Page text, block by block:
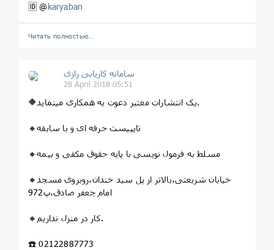
🆔 @ karyaban
Читать полностью…
سامانه کاریابی رازی
28 April 2018 05:51
🔶یک انتشارات معتبر دعوت به همکاری مینماید.
🔸تایپیست حرفه ای و با سابقه
🔸مسلط به فرمول نویسی با پایه حقوق مکفی و بیمه
🔸خیابان شریعتی،بالاتر از پل سید خندان،روبروی مسجد
امام جعفر صادق،پ972
🔸کار در منزل نداریم.
☎️ 02122887773